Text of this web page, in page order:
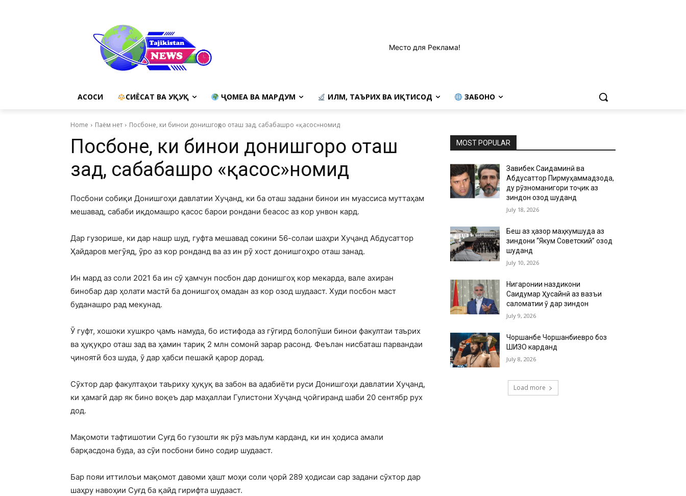
Место для Реклама!
АСОСИ СИЁСАТ ВА ҲУҚУҚ ҶОМЕА ВА МАРДУМ ИЛМ, ТАЪРИХ ВА ИҚТИСОД ЗАБОНҲО
Home Паём нет Посбоне, ки бинои донишгоҳро оташ зад, сабабашро «қасос»номид
Посбоне, ки бинои донишгоҳро оташ
зад, сабабашро «қасос»номид
Посбони собиқи Донишгоҳи давлатии Хуҷанд, ки ба оташ задани бинои ин муассиса муттаҳам
мешавад, сабаби иқдомашро қасос барои рондани беасос аз кор унвон кард.
Дар гузорише, ки дар нашр шуд, гуфта мешавад сокини 56-солаи шаҳри Хуҷанд Абдусаттор
Ҳайдаров мегӯяд, ӯро аз кор ронданд ва аз ин рӯ хост донишгоҳро оташ занад.
Ин мард аз соли 2021 ба ин сӯ ҳамчун посбон дар донишгоҳ кор мекарда, вале ахиран
бинобар дар ҳолати мастӣ ба донишгоҳ омадан аз кор озод шудааст. Худи посбон маст
буданашро рад мекунад.
Ӯ гуфт, хошоки хушкро ҷамъ намуда, бо истифода аз гӯгирд болопӯши бинои факултаи таърих
ва ҳуқуқро оташ зад ва ҳамин тариқ 2 млн сомонӣ зарар расонд. Феълан нисбаташ парвандаи
ҷиноятӣ боз шуда, ӯ дар ҳабси пешакӣ қарор дорад.
Сӯхтор дар факултаҳои таъриху ҳуқуқ ва забон ва адабиёти руси Донишгоҳи давлатии Хуҷанд,
ки ҳамагӣ дар як бино воқеъ дар маҳаллаи Гулистони Хуҷанд ҷойгиранд шаби 20 сентябр рух
дод.
Мақомоти тафтишотии Суғд бо гузошти як рӯз маълум карданд, ки ин ҳодиса амали
барқасдона буда, аз сӯи посбони бино содир шудааст.
Бар пояи иттилоъи мақомот давоми ҳашт моҳи соли ҷорӣ 289 ҳодисаи сар задани сӯхтор дар
шаҳру навоҳии Суғд ба қайд гирифта шудааст.
MOST POPULAR
Завқибек Саидаминӣ ва
Абдусаттор Пирмуҳаммадзода,
ду рӯзноманигори тоҷик аз
зиндон озод шуданд
July 18, 2026
Беш аз ҳазор маҳкумшуда аз
зиндони “Якум Советский” озод
шуданд
July 10, 2026
Нигаронии наздикони
Саидумар Ҳусайнӣ аз вазъи
саломатии ӯ дар зиндон
July 9, 2026
Чоршанбе Чоршанбиевро боз
ШИЗО карданд
July 8, 2026
Load more